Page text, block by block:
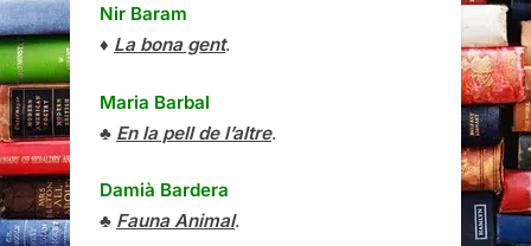
Nir Baram
♦ La bona gent.
Maria Barbal
♣ En la pell de l’altre.
Damià Bardera
♣ Fauna Animal.